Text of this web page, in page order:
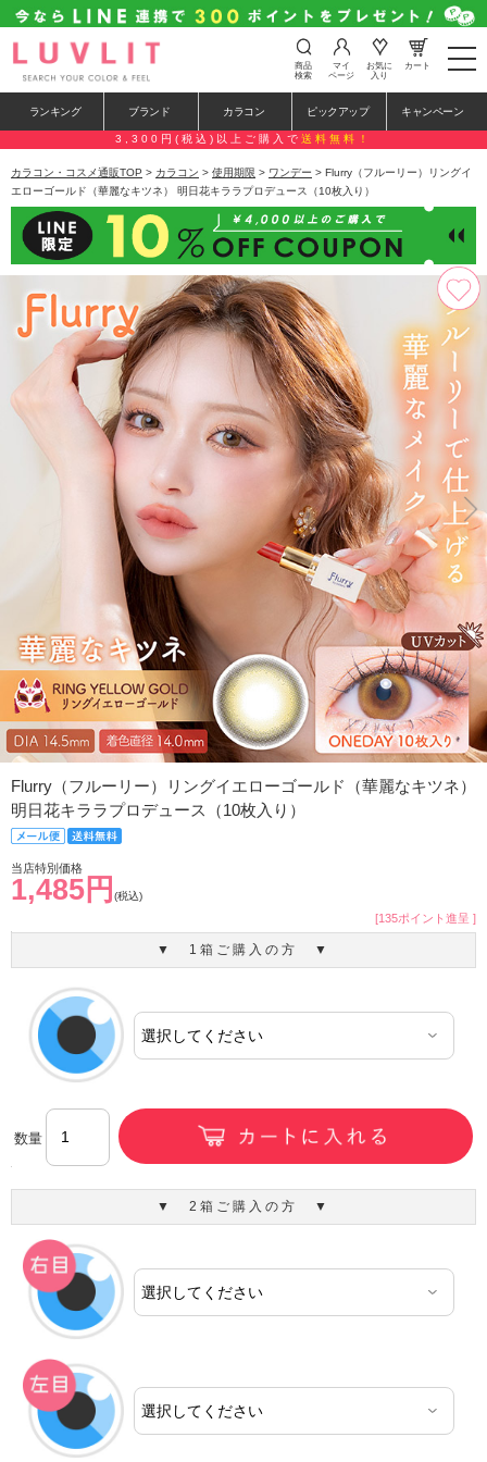
t
o
e
n
a
a
i
o
n
商品
検索
マイ
ページ
お気に
入り
カート
ランキング ブランド カラコン ピックアップ キャンペーン
3,300円(税込)以上ご購入で 送料無料！
カラコン・コスメ通販TOP > カラコン > 使用期限 > ワンデー > Flurry（フルーリー）リングイ
エローゴールド（華麗なキツネ） 明日花キララプロデュース（10枚入り）
Flurry（フルーリー）リングイエローゴールド（華麗なキツネ）
明日花キララプロデュース（10枚入り）
当店特別価格
1,485円 (税込)
[135ポイント進呈 ]
▼ 1箱ご購入の方 ▼
数量
▼ 2箱ご購入の方 ▼